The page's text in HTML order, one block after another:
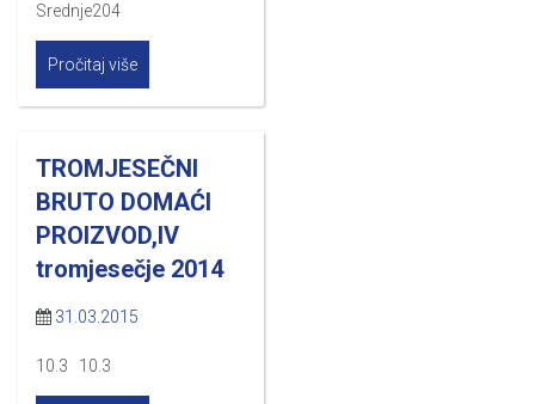
Srednje204
Pročitaj više
TROMJESEČNI
BRUTO DOMAĆI
PROIZVOD,IV
tromjesečje 2014
31.03.2015
10.3 10.3